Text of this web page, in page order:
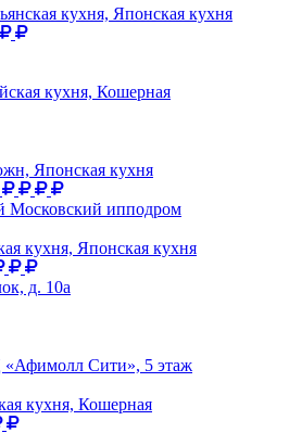
кухня, Японская кухня
кухня, Кошерная
Японская кухня
Московский ипподром
кухня, Японская кухня
д. 10а
«Афимолл Сити», 5 этаж
кухня, Кошерная